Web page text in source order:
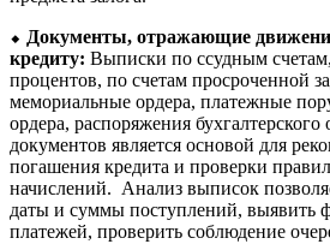
⬥ Документы, отражающие
кредиту: Выписки по ссудным
процентов, по счетам просроченной
мемориальные ордера, платежные
ордера, распоряжения
документов является основой для
погашения кредита и проверки
начислений. Анализ выписок
даты и суммы поступлений, выявить
платежей, проверить соблюдение